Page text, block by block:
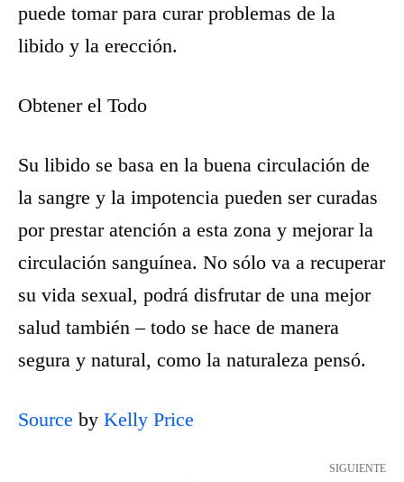
puede tomar para curar problemas de la
libido y la erección.
Obtener el Todo
Su libido se basa en la buena circulación de
la sangre y la impotencia pueden ser curadas
por prestar atención a esta zona y mejorar la
circulación sanguínea. No sólo va a recuperar
su vida sexual, podrá disfrutar de una mejor
salud también – todo se hace de manera
segura y natural, como la naturaleza pensó.
Source by Kelly Price
SIGUIENTE